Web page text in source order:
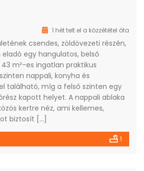
1 hét telt el a közzététel óta
csendes, zöldövezeti részén,
egy hangulatos, belső
m²-es ingatlan praktikus
nappali, konyha és
található, míg a felső szinten egy
kapott helyet. A nappali ablaka
kertre néz, ami kellemes,
biztosít […]
1